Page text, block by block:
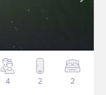
4 2 2